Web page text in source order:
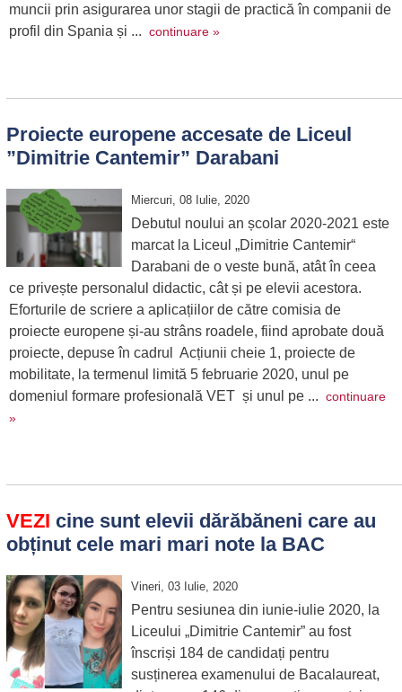
muncii prin asigurarea unor stagii de practică în companii de
profil din Spania și ... continuare »
Proiecte europene accesate de Liceul
”Dimitrie Cantemir” Darabani
Miercuri, 08 Iulie, 2020
Debutul noului an școlar 2020-2021 este
marcat la Liceul „Dimitrie Cantemir“
Darabani de o veste bună, atât în ceea
ce privește personalul didactic, cât și pe elevii acestora.
Eforturile de scriere a aplicațiilor de către comisia de
proiecte europene și-au strâns roadele, fiind aprobate două
proiecte, depuse în cadrul Acțiunii cheie 1, proiecte de
mobilitate, la termenul limită 5 februarie 2020, unul pe
domeniul formare profesională VET și unul pe ... continuare
»
VEZI cine sunt elevii dărăbăneni care au
obținut cele mari mari note la BAC
Vineri, 03 Iulie, 2020
Pentru sesiunea din iunie-iulie 2020, la
Liceului „Dimitrie Cantemir” au fost
înscriși 184 de candidați pentru
susținerea examenului de Bacalaureat,